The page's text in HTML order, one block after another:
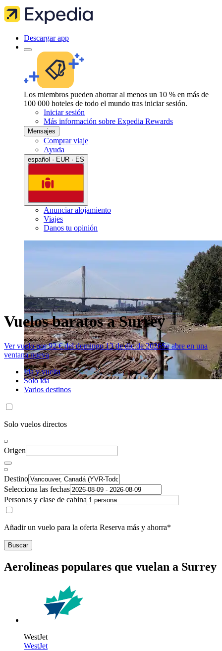
Descargar app
Los miembros pueden ahorrar al menos un 10 % en más de
100 000 hoteles de todo el mundo tras iniciar sesión.
Iniciar sesión
Más información sobre Expedia Rewards
Mensajes
Comprar viaje
Ayuda
español · EUR · ES
Anunciar alojamiento
Viajes
Danos tu opinión
Vuelos baratos a Surrey
Ver vuelo por 92 € del domingo 13 de dic de 2026Se abre en una
ventana nueva
Ida y vuelta
Solo ida
Varios destinos
Solo vuelos directos
Origen
Destino
Selecciona las fechas
Personas y clase de cabina
Añadir un vuelo para la oferta Reserva más y ahorra*
Buscar
Aerolíneas populares que vuelan a Surrey
WestJet
WestJet